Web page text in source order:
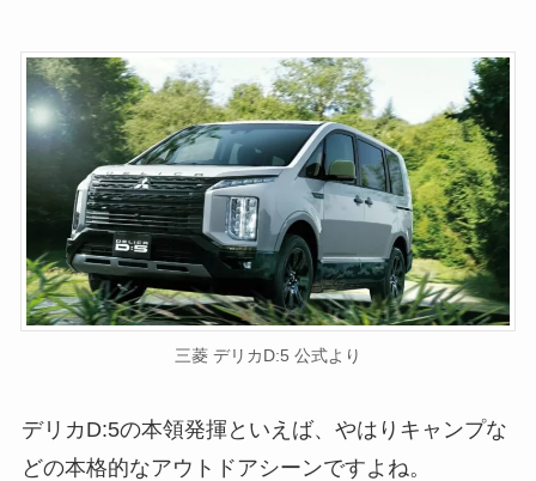
三菱 デリカD:5 公式より
デリカD:5の本領発揮といえば、やはりキャンプな
どの本格的なアウトドアシーンですよね。